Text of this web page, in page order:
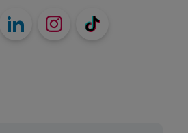
: pão, massa, arroz,
em amido);
banana, laranja, uva) é